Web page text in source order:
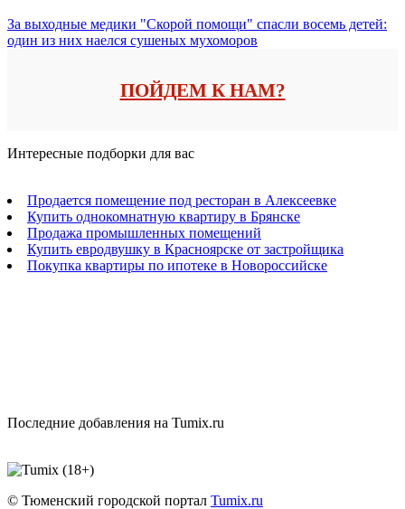
За выходные медики "Скорой помощи" спасли восемь детей:
один из них наелся сушеных мухоморов
ПОЙДЕМ К НАМ?
Интересные подборки для вас
Продается помещение под ресторан в Алексеевке
Купить однокомнатную квартиру в Брянске
Продажа промышленных помещений
Купить евродвушку в Красноярске от застройщика
Покупка квартиры по ипотеке в Новороссийске
Последние добавления на Tumix.ru
© Тюменский городской портал Tumix.ru